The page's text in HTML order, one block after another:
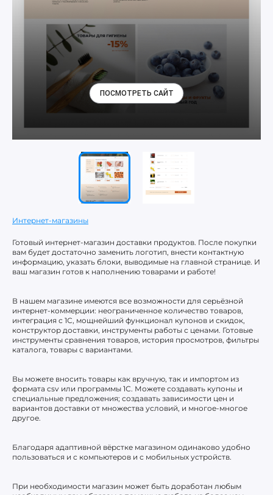
ПОСМОТРЕТЬ САЙТ
Интернет-магазины
Готовый интернет-магазин доставки продуктов. После покупки
вам будет достаточно заменить логотип, внести контактную
информацию, указать блоки, выводимые на главной странице. И
ваш магазин готов к наполнению товарами и работе!
В нашем магазине имеются все возможности для серьёзной
интернет-коммерции: неограниченное количество товаров,
интеграция с 1С, мощнейший функционал купонов и скидок,
конструктор доставки, инструменты работы с ценами. Готовые
инструменты сравнения товаров, история просмотров, фильтры
каталога, товары с вариантами.
Вы можете вносить товары как вручную, так и импортом из
формата csv или программы 1С. Можете создавать купоны и
специальные предложения; создавать зависимости цен и
вариантов доставки от множества условий, и многое-многое
другое.
Благодаря адаптивной вёрстке магазином одинаково удобно
пользоваться и с компьютеров и с мобильных устройств.
При необходимости магазин может быть доработан любым